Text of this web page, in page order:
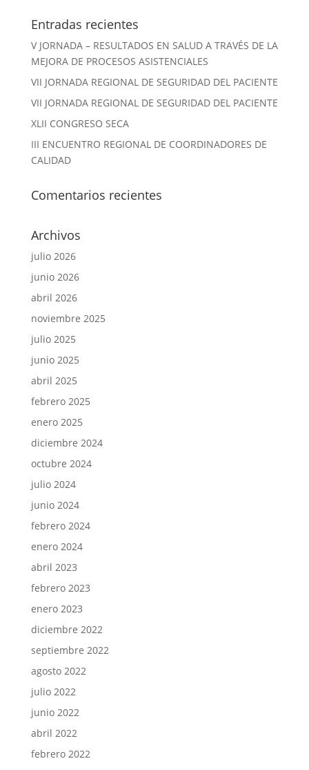
Entradas recientes
V JORNADA – RESULTADOS EN SALUD A TRAVÉS DE LA
MEJORA DE PROCESOS ASISTENCIALES
VII JORNADA REGIONAL DE SEGURIDAD DEL PACIENTE
VII JORNADA REGIONAL DE SEGURIDAD DEL PACIENTE
XLII CONGRESO SECA
III ENCUENTRO REGIONAL DE COORDINADORES DE
CALIDAD
Comentarios recientes
Archivos
julio 2026
junio 2026
abril 2026
noviembre 2025
julio 2025
junio 2025
abril 2025
febrero 2025
enero 2025
diciembre 2024
octubre 2024
julio 2024
junio 2024
febrero 2024
enero 2024
abril 2023
febrero 2023
enero 2023
diciembre 2022
septiembre 2022
agosto 2022
julio 2022
junio 2022
abril 2022
febrero 2022